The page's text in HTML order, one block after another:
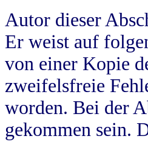
Autor dieser
Er weist auf
von einer Kopie
zweifelsfreie
worden. Bei der
gekommen sein.